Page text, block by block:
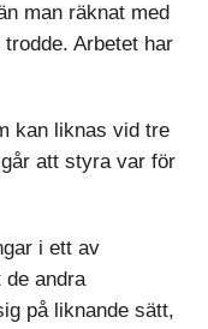
man räknat med
Arbetet har
kan liknas vid tre
att styra var för
i ett av
de andra
på liknande sätt,